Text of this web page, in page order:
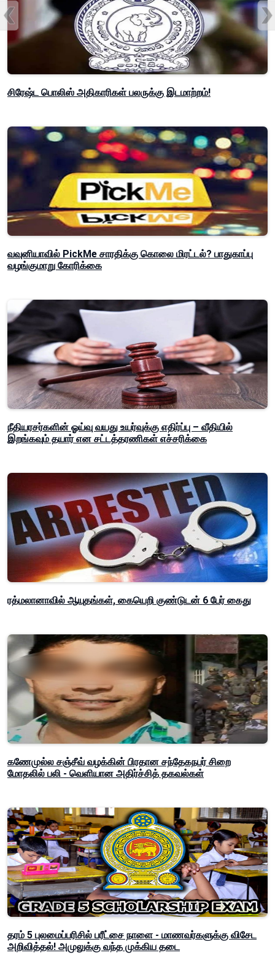
சிரேஷ்ட பொலிஸ் அதிகாரிகள் பலருக்கு இடமாற்றம்!
வவுனியாவில் PickMe சாரதிக்கு கொலை மிரட்டல்? பாதுகாப்பு
வழங்குமாறு கோரிக்கை
நீதியரசர்களின் ஓய்வு வயது உயர்வுக்கு எதிர்ப்பு – வீதியில்
இறங்கவும் தயார் என சட்டத்தரணிகள் எச்சரிக்கை
ரத்மலானாவில் ஆயுதங்கள், கையெறி குண்டுடன் 6 பேர் கைது
கணேமுல்ல சஞ்சீவ் வழக்கின் பிரதான சந்தேகநபர் சிறை
மோதலில் பலி - வெளியான அதிர்ச்சித் தகவல்கள்
தரம் 5 புலமைப்பரிசில் பரீட்சை நாளை - மாணவர்களுக்கு விசேட
அறிவித்தல்! அமுலுக்கு வந்த முக்கிய தடை